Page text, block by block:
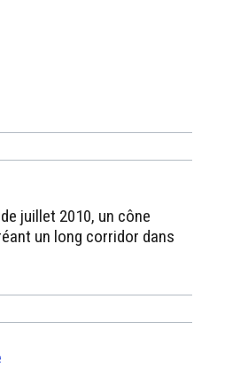
juillet 2010, un cône
un long corridor dans